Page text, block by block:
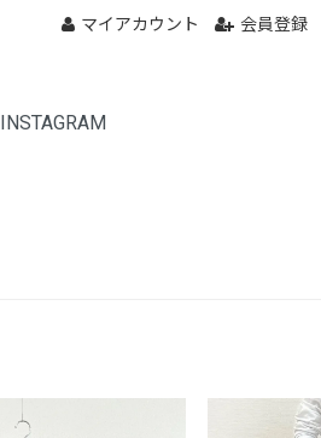
マイアカウント 会員登録
INSTAGRAM